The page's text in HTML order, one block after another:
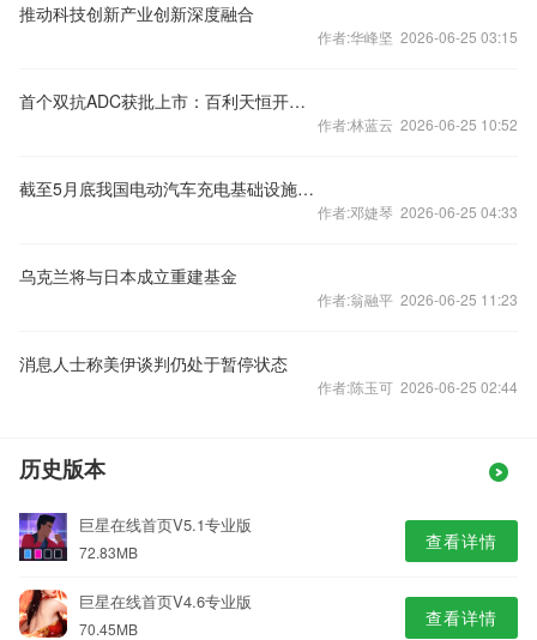
推动科技创新产业创新深度融合
作者:华峰坚 2026-06-25 03:15
首个双抗ADC获批上市：百利天恒开盘大涨，医药股又行了？
作者:林蓝云 2026-06-25 10:52
截至5月底我国电动汽车充电基础设施总数超2249万个
作者:邓婕琴 2026-06-25 04:33
乌克兰将与日本成立重建基金
作者:翁融平 2026-06-25 11:23
消息人士称美伊谈判仍处于暂停状态
作者:陈玉可 2026-06-25 02:44
历史版本
巨星在线首页V5.1专业版
72.83MB 查看详情
巨星在线首页V4.6专业版
70.45MB 查看详情